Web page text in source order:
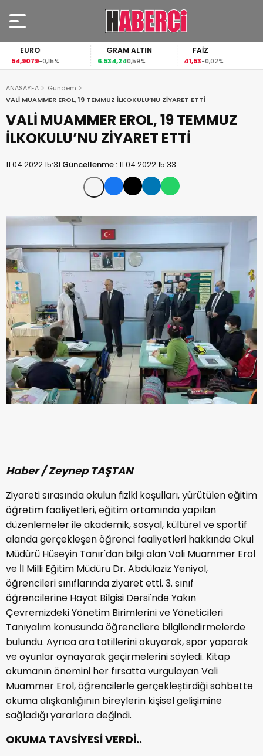
EURO
54,9079-0,15%
GRAM ALTIN
6.534,240,59%
FAİZ
41,53-0,02%
ANASAYFA
Gündem
VALİ MUAMMER EROL, 19 TEMMUZ İLKOKULU’NU ZİYARET ETTİ
VALİ MUAMMER EROL, 19 TEMMUZ
İLKOKULU’NU ZİYARET ETTİ
11.04.2022 15:31 Güncellenme :11.04.2022 15:33
Haber / Zeynep TAŞTAN
Ziyareti sırasında okulun fiziki koşulları, yürütülen eğitim
öğretim faaliyetleri, eğitim ortamında yapılan
düzenlemeler ile akademik, sosyal, kültürel ve sportif
alanda gerçekleşen öğrenci faaliyetleri hakkında Okul
Müdürü Hüseyin Tanır'dan bilgi alan Vali Muammer Erol
ve İl Milli Eğitim Müdürü Dr. Abdülaziz Yeniyol,
öğrencileri sınıflarında ziyaret etti. 3. sınıf
öğrencilerine Hayat Bilgisi Dersi'nde Yakın
Çevremizdeki Yönetim Birimlerini ve Yöneticileri
Tanıyalım konusunda öğrencilere bilgilendirmelerde
bulundu. Ayrıca ara tatillerini okuyarak, spor yaparak
ve oyunlar oynayarak geçirmelerini söyledi. Kitap
okumanın önemini her fırsatta vurgulayan Vali
Muammer Erol, öğrencilerle gerçekleştirdiği sohbette
okuma alışkanlığının bireylerin kişisel gelişimine
sağladığı yararlara değindi.
OKUMA TAVSİYESİ VERDİ..